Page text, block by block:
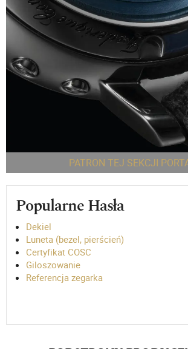
PATRON TEJ SEKCJI
Popularne Hasła
Dekiel
Luneta (bezel, pierścień)
Certyfikat COSC
Giloszowanie
Referencja zegarka